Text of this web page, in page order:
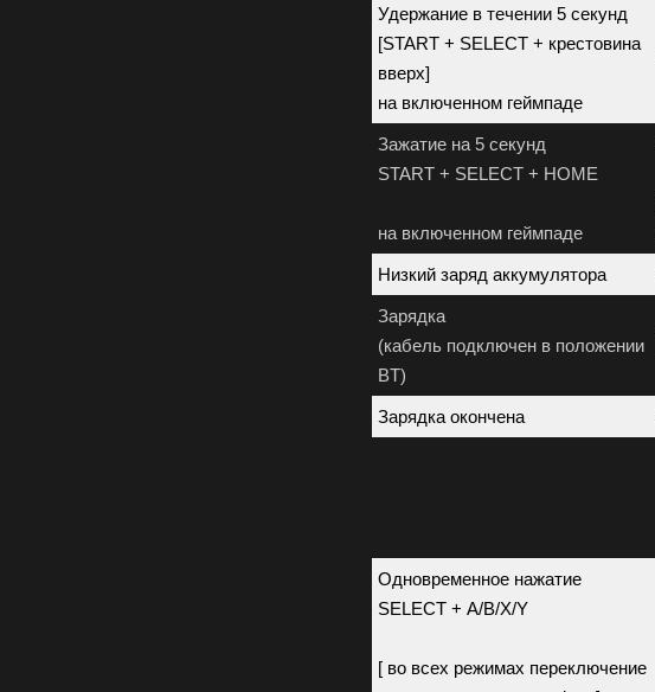
Удержание в течении 5 секунд
[START + SELECT + крестовина
вверх]
на включенном геймпаде
Зажатие на 5 секунд
START + SELECT + HOME
на включенном геймпаде
Низкий заряд аккумулятора
Зарядка
(кабель подключен в положении
BT)
Зарядка окончена
Одновременное нажатие
SELECT + A/B/X/Y
[ во всех режимах переключение